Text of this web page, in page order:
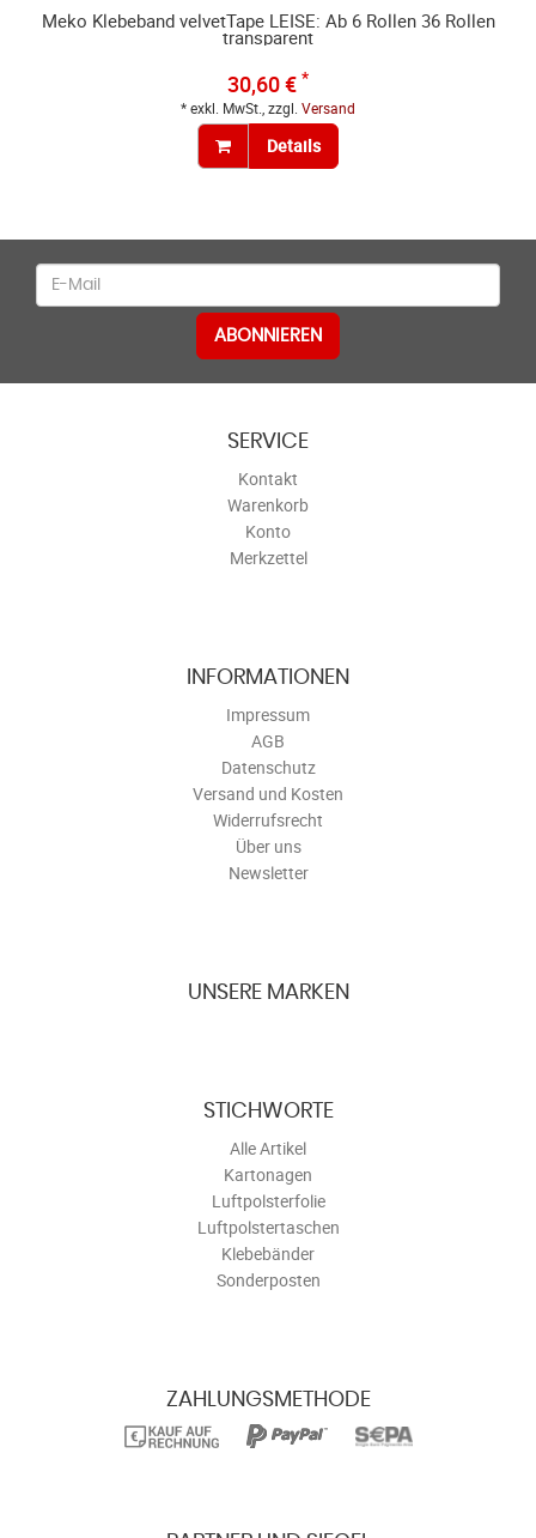
Meko Klebeband velvetTape LEISE: Ab 6 Rollen 36 Rollen
transparent
30,60 € *
* exkl. MwSt., zzgl. Versand
Details
ABONNIEREN
SERVICE
Kontakt
Warenkorb
Konto
Merkzettel
INFORMATIONEN
Impressum
AGB
Datenschutz
Versand und Kosten
Widerrufsrecht
Über uns
Newsletter
UNSERE MARKEN
STICHWORTE
Alle Artikel
Kartonagen
Luftpolsterfolie
Luftpolstertaschen
Klebebänder
Sonderposten
ZAHLUNGSMETHODE